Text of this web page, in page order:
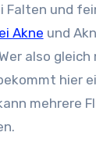
Falten und
Akne und
also gleich
hier
mehrere